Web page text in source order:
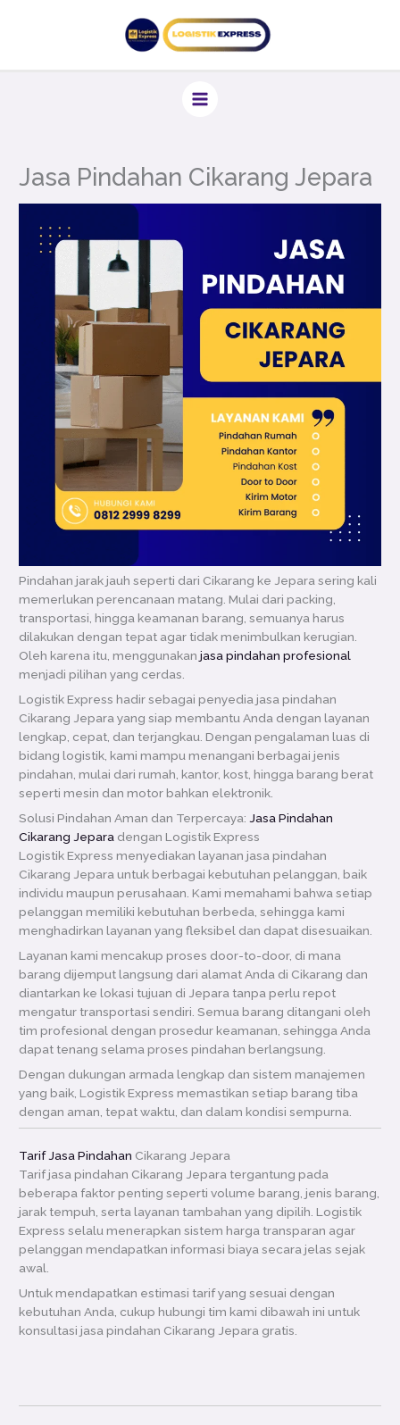
Jasa Pindahan Cikarang Jepara
Pindahan jarak jauh seperti dari Cikarang ke Jepara sering kali
memerlukan perencanaan matang. Mulai dari packing,
transportasi, hingga keamanan barang, semuanya harus
dilakukan dengan tepat agar tidak menimbulkan kerugian.
Oleh karena itu, menggunakanjasa pindahan profesional
menjadi pilihan yang cerdas.
Logistik Express hadir sebagai penyedia jasa pindahan
Cikarang Jepara yang siap membantu Anda dengan layanan
lengkap, cepat, dan terjangkau. Dengan pengalaman luas di
bidang logistik, kami mampu menangani berbagai jenis
pindahan, mulai dari rumah, kantor, kost, hingga barang berat
seperti mesin dan motor bahkan elektronik.
Solusi Pindahan Aman dan Terpercaya: Jasa Pindahan
Cikarang Jepara dengan Logistik Express
Logistik Express menyediakan layanan jasa pindahan
Cikarang Jepara untuk berbagai kebutuhan pelanggan, baik
individu maupun perusahaan. Kami memahami bahwa setiap
pelanggan memiliki kebutuhan berbeda, sehingga kami
menghadirkan layanan yang fleksibel dan dapat disesuaikan.
Layanan kami mencakup proses door-to-door, di mana
barang dijemput langsung dari alamat Anda di Cikarang dan
diantarkan ke lokasi tujuan di Jepara tanpa perlu repot
mengatur transportasi sendiri. Semua barang ditangani oleh
tim profesional dengan prosedur keamanan, sehingga Anda
dapat tenang selama proses pindahan berlangsung.
Dengan dukungan armada lengkap dan sistem manajemen
yang baik, Logistik Express memastikan setiap barang tiba
dengan aman, tepat waktu, dan dalam kondisi sempurna.
Tarif Jasa Pindahan Cikarang Jepara
Tarif jasa pindahan Cikarang Jepara tergantung pada
beberapa faktor penting seperti volume barang, jenis barang,
jarak tempuh, serta layanan tambahan yang dipilih. Logistik
Express selalu menerapkan sistem harga transparan agar
pelanggan mendapatkan informasi biaya secara jelas sejak
awal.
Untuk mendapatkan estimasi tarif yang sesuai dengan
kebutuhan Anda, cukup hubungi tim kami dibawah ini untuk
konsultasi jasa pindahan Cikarang Jepara gratis.